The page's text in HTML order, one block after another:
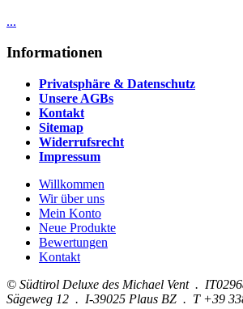
...
Informationen
Privatsphäre & Datenschutz
Unsere AGBs
Kontakt
Sitemap
Widerrufsrecht
Impressum
Willkommen
Wir über uns
Mein Konto
Neue Produkte
Bewertungen
Kontakt
© Südtirol Deluxe des Michael Vent .
Sägeweg 12 . I-39025 Plaus BZ . T +39